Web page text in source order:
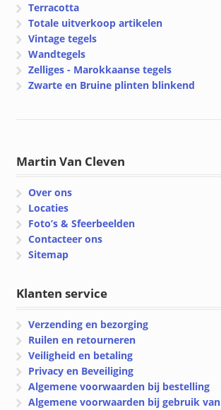
Terracotta
Totale uitverkoop artikelen
Vintage tegels
Wandtegels
Zelliges - Marokkaanse tegels
Zwarte en Bruine plinten blinkend
Martin Van Cleven
Over ons
Locaties
Foto’s & Sfeerbeelden
Contacteer ons
Sitemap
Klanten service
Verzending en bezorging
Ruilen en retourneren
Veiligheid en betaling
Privacy en Beveiliging
Algemene voorwaarden bij bestelling
Algemene voorwaarden bij gebruik